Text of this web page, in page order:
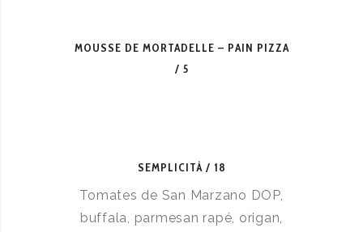
MOUSSE DE MORTADELLE – PAIN PIZZA
5
SEMPLICITÀ 18
Tomates de San Marzano DOP,
buffala, parmesan rapé, origan,